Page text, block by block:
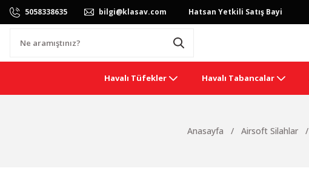
5058338635 bilgi@klasav.com Hatsan Yetkili Satış Bayi
Havalı Tüfekler Havalı Tabancalar
Anasayfa Airsoft Silahlar